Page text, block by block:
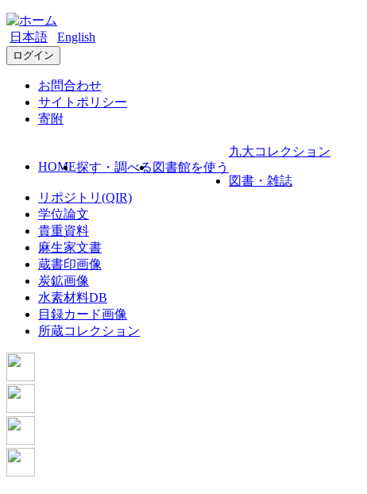
日本語 English
ログイン
お問合わせ
サイトポリシー
寄附
HOME探す・調べる 図書館を使う
九大コレクション
図書・雑誌
リポジトリ(QIR)
学位論文
貴重資料
麻生家文書
蔵書印画像
炭鉱画像
水素材料DB
目録カード画像
所蔵コレクション